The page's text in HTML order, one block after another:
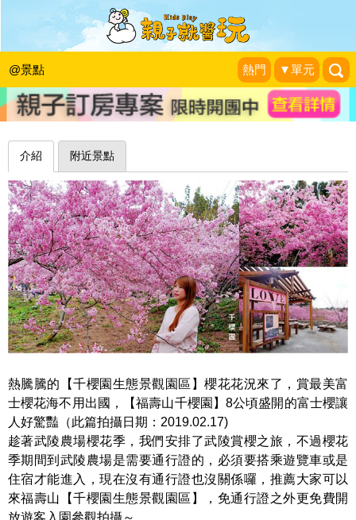
@景點 熱門 ▼單元
櫻花大爆炸，粉粉嫩嫩無料開放中～台
中千櫻園生態景觀園區
❤靜怡&大顆呆の親子.旅遊.美食❤|2019-02-18
介紹 附近景點
熱騰騰的【千櫻園生態景觀園區】櫻花花況來了，賞最美富
士櫻花海不用出國，【福壽山千櫻園】8公頃盛開的富士櫻讓
人好驚豔（此篇拍攝日期：2019.02.17)
趁著武陵農場櫻花季，我們安排了武陵賞櫻之旅，不過櫻花
季期間到武陵農場是需要通行證的，必須要搭乘遊覽車或是
住宿才能進入，現在沒有通行證也沒關係囉，推薦大家可以
來福壽山【千櫻園生態景觀園區】，免通行證之外更免費開
放遊客入園參觀拍攝～